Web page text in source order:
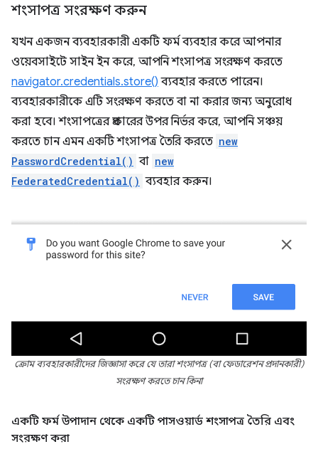
শংসাপত্র সংরক্ষণ করুন
যখন একজন ব্যবহারকারী একটি ফর্ম ব্যবহার করে আপনার
ওয়েবসাইটে সাইন ইন করে, আপনি শংসাপত্র সংরক্ষণ করতে
navigator.credentials.store() ব্যবহার করতে পারেন।
ব্যবহারকারীকে এটি সংরক্ষণ করতে বা না করার জন্য অনুরোধ
করা হবে। শংসাপত্রের প্রকারের উপর নির্ভর করে, আপনি সঞ্চয়
করতে চান এমন একটি শংসাপত্র তৈরি করতে new
PasswordCredential() বা new
FederatedCredential() ব্যবহার করুন।
ক্রোম ব্যবহারকারীদের জিজ্ঞাসা করে যে তারা শংসাপত্র (বা ফেডারেশন প্রদানকারী)
সংরক্ষণ করতে চান কিনা
একটি ফর্ম উপাদান থেকে একটি পাসওয়ার্ড শংসাপত্র তৈরি এবং
সংরক্ষণ করা